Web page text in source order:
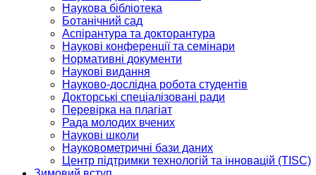
Наукова бібліотека
Ботанічний сад
Аспірантура та докторантура
Наукові конференції та семінари
Нормативні документи
Наукові видання
Науково-дослідна робота студентів
Докторські спеціалізовані ради
Перевірка на плагіат
Рада молодих вчених
Наукові школи
Науковометричні бази даних
Центр підтримки технологій та інновацій (TISC)